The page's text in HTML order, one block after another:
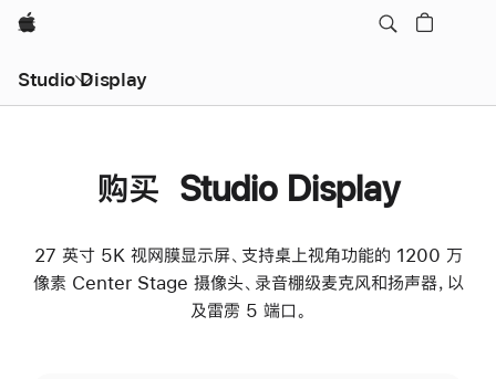
Apple
Studio Display
购买 Studio Display
27 英寸 5K 视网膜显示屏、支持桌上视角功能的 1200 万
像素 Center Stage 摄像头、录音棚级麦克风和扬声器，以
及雷雳 5 端口。